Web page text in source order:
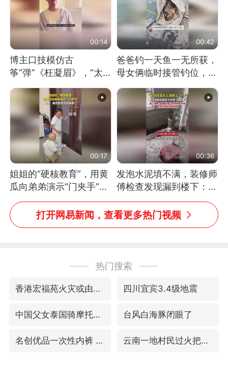
00:14
博主口技模仿古
筝“弹”《枉凝眉》，“太
像了～你是吃古筝长大的
吗？”“或将成为首位考级
不带古筝的选手。”（来
源：新华每日电讯）
00:42
爸爸钓一天鱼一无所获，
母女俩临时接管钓位，用
玩具鱼竿钓上大鱼
00:17
姐姐的“硬核教育”，用黄
瓜向弟弟演示“门夹手”，
网友：果然言传不如身
教！
00:36
发泡水泥填不满，装修师
傅检查发现漏到楼下：出
风口未延伸到外墙
打开网易新闻，查看更多热门视频
热门搜索
香港宏福苑火灾或由烟头引起 四川宜宾3.4级地震
中国父女泰国骑摩托车坠崖1死1伤 台风白海豚闭眼了
名创优品一次性内裤 颜面尽失 云南一地村民过火把节意外灼伤16人